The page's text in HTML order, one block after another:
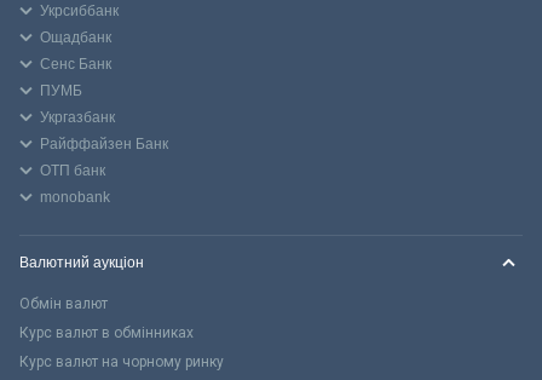
Укрсиббанк
Ощадбанк
Сенс Банк
ПУМБ
Укргазбанк
Райффайзен Банк
ОТП банк
monobank
Валютний аукціон
Обмін валют
Курс валют в обмінниках
Курс валют на чорному ринку